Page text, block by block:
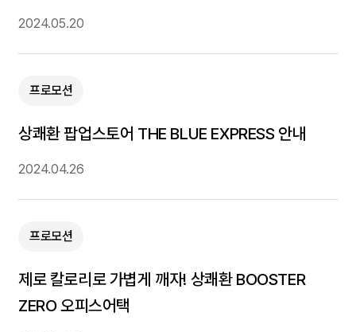
2024.05.20
프로모션
상쾌환 팝업스토어 THE BLUE EXPRESS 안내
2024.04.26
프로모션
제로 칼로리로 가볍게 깨자! 상쾌환 BOOSTER
ZERO 오피스어택